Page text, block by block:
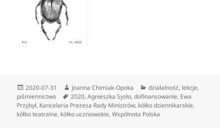
Data
publikacji
2020-07-31 Autor
Joanna Chimiak-Opoka Kategorie
działalność, lekcje,
piśmiennictwo
Tagi
2020,Agnieszka Sysło,dofinansowanie, Ewa
Przybył, Kancelaria Prezesa Rady Ministrów, kółko dziennikarskie,
kółko teatralne, kółko uczniowskie,Wspólnota Polska